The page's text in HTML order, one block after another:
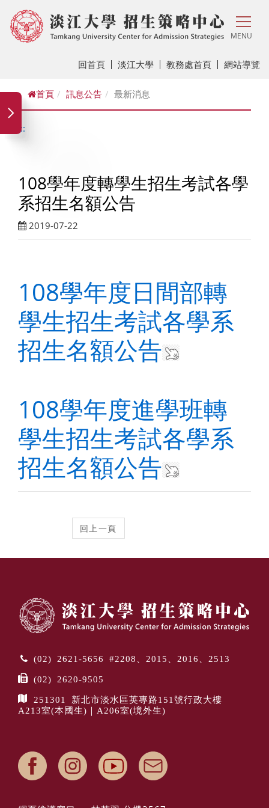
MENU
回首頁 淡江大學 教務處首頁 網站導覽
首頁 訊息公告 最新消息
:::
108學年度轉學生招生考試各學
系招生名額公告
2019-07-22
108學年度日間部轉
學生招生考試各學系
招生名額公告
108學年度進學班轉
學生招生考試各學系
招生名額公告
(02) 2621-5656 #2208、2015、2016、2513
(02) 2620-9505
251301 新北市淡水區英專路151號行政大樓
A213室(本國生)｜A206室(境外生)